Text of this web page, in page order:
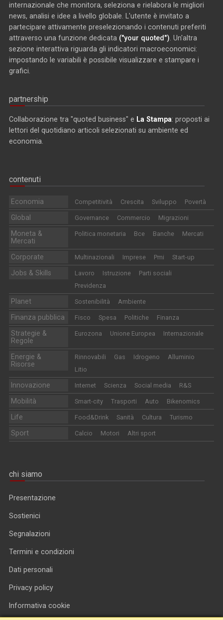
internazionale che monitora, seleziona e rielabora le migliori
news, analisi e idee a livello globale. L'utente è invitato a
partecipare attivamente preselezionando i contenuti preferiti
attraverso una funzione dedicata ("your quoted") . Un'altra
sezione interattiva riguarda gli indicatori macroeconomici:
impostando le variabili è possibile visualizzare e stampare i
grafici.
partnership
Collaborazione tra "quoted business" e La Stampa: proposti ai
lettori del quotidiano articoli selezionati su ambiente ed
economia.
contenuti
Economia Competitività Crescita Sviluppo Povertà
Global Governance Commercio Migrazioni
Moneta &
Mercati
Politica monetaria Bce Banche Mercati
Corporate Multinazionali Imprese Pmi Start-up
Jobs & Skills Lavoro Istruzione
Parti sociali
Previdenza
Planet Sostenibilità Ambiente
Finanza pubblica Fisco Spesa Politiche Finanza
Strategie &
Regole
Eurozona Unione Europea Internazionale
Energie &
Risorse
Rinnovabili Gas Idrogeno
Alluminio
Litio
Innovazione Internet Scienza Social media R&S
Mobilità Smart-city Trasporti Auto Bikenomics
Life Food&Drink Sanità Cultura Turismo
Sport Calcio Motori Altri sport
chi siamo
Presentazione
Sostienici
Segnalazioni
Termini e condizioni
Dati personali
Privacy policy
Informativa cookie